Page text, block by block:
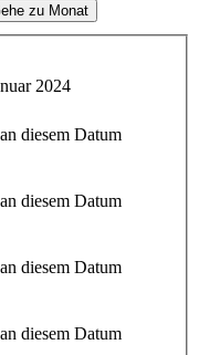
zu Monat
2024
diesem Datum
diesem Datum
diesem Datum
diesem Datum